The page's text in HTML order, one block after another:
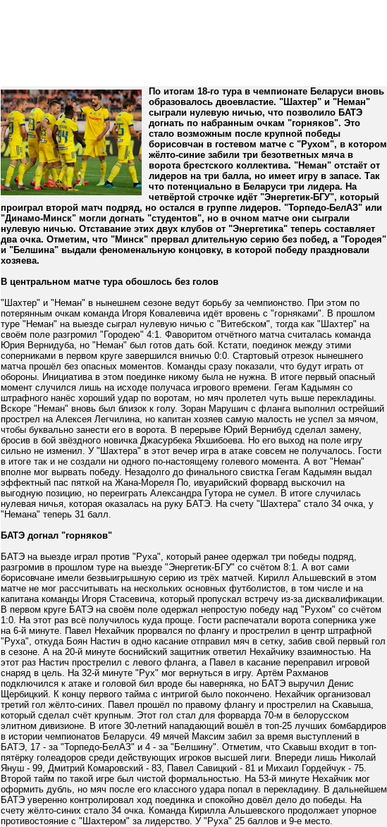
По итогам 18-го тура в чемпионате Беларуси вновь
образовалось двоевластие. "Шахтер" и "Неман"
сыграли нулевую ничью, что позволило БАТЭ
догнать по набранным очкам "горняков". Это
стало возможным после крупной победы
борисовчан в гостевом матче с "Рухом", в котором
жёлто-синие забили три безответных мяча в
ворота брестского коллектива. "Неман" отстаёт от
лидеров на три балла, но имеет игру в запасе. Так
что потенциально в Беларуси три лидера. На
четвёртой строчке идёт "Энергетик-БГУ", который
проиграл второй матч подряд, но остался в группе лидеров. "Торпедо-БелАЗ" или
"Динамо-Минск" могли догнать "студентов", но в очном матче они сыграли
нулевую ничью. Отставание этих двух клубов от "Энергетика" теперь составляет
два очка. Отметим, что "Минск" прервал длительную серию без побед, а "Городея"
и "Белшина" выдали феноменальную концовку, в которой победу праздновали
хозяева.
В центральном матче тура обошлось без голов
"Шахтер" и "Неман" в нынешнем сезоне ведут борьбу за чемпионство. При этом по
потерянным очкам команда Игоря Ковалевича идёт вровень с "горняками". В прошлом
туре "Неман" на выезде сыграл нулевую ничью с "Витебском", тогда как "Шахтер" на
своём поле разгромил "Городею" 4:1. Фаворитом отчётного матча считалась команда
Юрия Вернидуба, но "Неман" был готов дать бой. Кстати, поединок между этими
соперниками в первом круге завершился вничью 0:0. Стартовый отрезок нынешнего
матча прошёл без опасных моментов. Команды сразу показали, что будут играть от
обороны. Инициатива в этом поединке никому была не нужна. В итоге первый опасный
момент случился лишь на исходе получаса игрового времени. Гегам Кадымян со
штрафного нанёс хороший удар по воротам, но мяч пролетел чуть выше перекладины.
Вскоре "Неман" вновь был близок к голу. Зоран Марушич с фланга выполнил острейший
прострел на Алексея Легчилина, но капитан хозяев самую малость не успел за мячом,
чтобы буквально занести его в ворота. В перерыве Юрий Вернибуд сделал замену,
бросив в бой звёздного новичка Джасурбека Яхшибоева. Но его выход на поле игру
сильно не изменил. У "Шахтера" в этот вечер игра в атаке совсем не получалось. Гости
в итоге так и не создали ни одного по-настоящему голевого момента. А вот "Неман"
вполне мог вырвать победу. Незадолго до финального свистка Гегам Кадымян выдал
эффектный пас пяткой на Жана-Мореля По, ивуарийский форвард выскочил на
выгодную позицию, но переиграть Александра Гутора не сумел. В итоге случилась
нулевая ничья, которая оказалась на руку БАТЭ. На счету "Шахтера" стало 34 очка, у
"Немана" теперь 31 балл.
БАТЭ догнал "горняков"
БАТЭ на выезде играл против "Руха", который ранее одержал три победы подряд,
разгромив в прошлом туре на выезде "Энергетик-БГУ" со счётом 8:1. А вот сами
борисовчане имели безвыигрышную серию из трёх матчей. Кирилл Альшевский в этом
матче не мог рассчитывать на нескольких основных футболистов, в том числе и на
капитана команды Игоря Стасевича, который пропускал встречу из-за дисквалификации.
В первом круге БАТЭ на своём поле одержал непростую победу над "Рухом" со счётом
1:0. На этот раз всё получилось куда проще. Гости распечатали ворота соперника уже
на 6-й минуте. Павел Нехайчик прорвался по флангу и прострелил в центр штрафной
"Руха", откуда Боян Настич в одно касание отправил мяч в сетку, забив свой первый гол
в сезоне. А на 20-й минуте боснийский защитник ответил Нехайчику взаимностью. На
этот раз Настич прострелил с левого фланга, а Павел в касание переправил игровой
снаряд в цель. На 32-й минуте "Рух" мог вернуться в игру. Артём Рахманов
подключился к атаке и головой бил вроде бы наверняка, но БАТЭ выручил Денис
Щербицкий. К концу первого тайма с интригой было покончено. Нехайчик организовал
третий гол жёлто-синих. Павел прошёл по правому флангу и прострелил на Скавыша,
который сделал счёт крупным. Этот гол стал для форварда 70-м в белорусском
элитном дивизионе. В итоге 30-летний нападающий вошёл в топ-25 лучших бомбардиров
в истории чемпионатов Беларуси. 49 мячей Максим забил за время выступлений в
БАТЭ, 17 - за "Торпедо-БелАЗ" и 4 - за "Белшину". Отметим, что Скавыш входит в топ-
пятёрку голеадоров среди действующих игроков высшей лиги. Впереди лишь Николай
Януш - 99, Дмитрий Комаровский - 83, Павел Савицкий - 81 и Михаил Гордейчук - 75.
Второй тайм по такой игре был чистой формальностью. На 53-й минуте Нехайчик мог
оформить дубль, но мяч после его классного удара попал в перекладину. В дальнейшем
БАТЭ уверенно контролировал ход поединка и спокойно довёл дело до победы. На
счету жёлто-синих стало 34 очка. Команда Кирилла Альшевского продолжает упорное
противостояние с "Шахтером" за лидерство. У "Руха" 25 баллов и 9-е место.